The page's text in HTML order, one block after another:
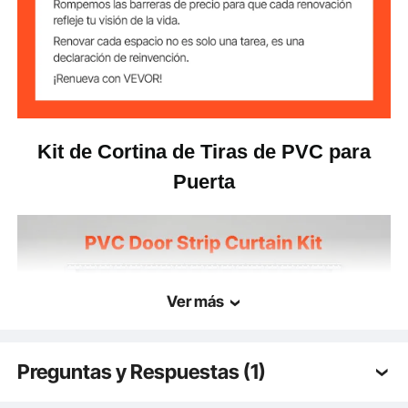
Kit de Cortina de Tiras de PVC para
Puerta
Ver más
Preguntas y Respuestas (1)